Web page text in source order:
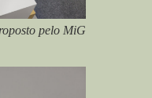
pelo MiG